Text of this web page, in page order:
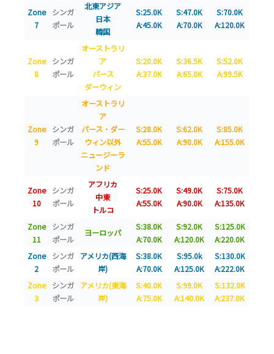
Zone
7
シンガ
ポール
北東アジア
日本
韓国
S:25.0K
A:45.0K
S:47.0K
A:70.0K
S:70.0K
A:120.0K
Zone
8
シンガ
ポール
オーストラリ
ア
パース
ダーウィン
S:20.0K
A:37.0K
S:36.5K
A:65.0K
S:52.0K
A:99.5K
Zone
9
シンガ
ポール
オーストラリ
ア
パース・ダー
ウィン以外
ニュージーラ
ンド
S:28.0K
A:55.0K
S:62.0K
A:90.0K
S:85.0K
A:155.0K
Zone
10
シンガ
ポール
アフリカ
中東
トルコ
S:25.0K
A:55.0K
S:49.0K
A:90.0K
S:75.0K
A:135.0K
Zone
11
シンガ
ポール
ヨーロッパ
S:38.0K
A:70.0K
S:92.0K
A:120.0K
S:125.0K
A:220.0K
Zone
2
シンガ
ポール
アメリカ(西海
岸)
S:38.0K
A:70.0K
S:95.0k
A:125.0K
S:130.0K
A:222.0K
Zone
3
シンガ
ポール
アメリカ(東海
岸)
S:40.0K
A:75.0K
S:99.0K
A:140.0K
S:132.0K
A:237.0K